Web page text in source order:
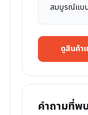
สมบูรณ์แบ
ดูสินค้า
คำถามที่พ